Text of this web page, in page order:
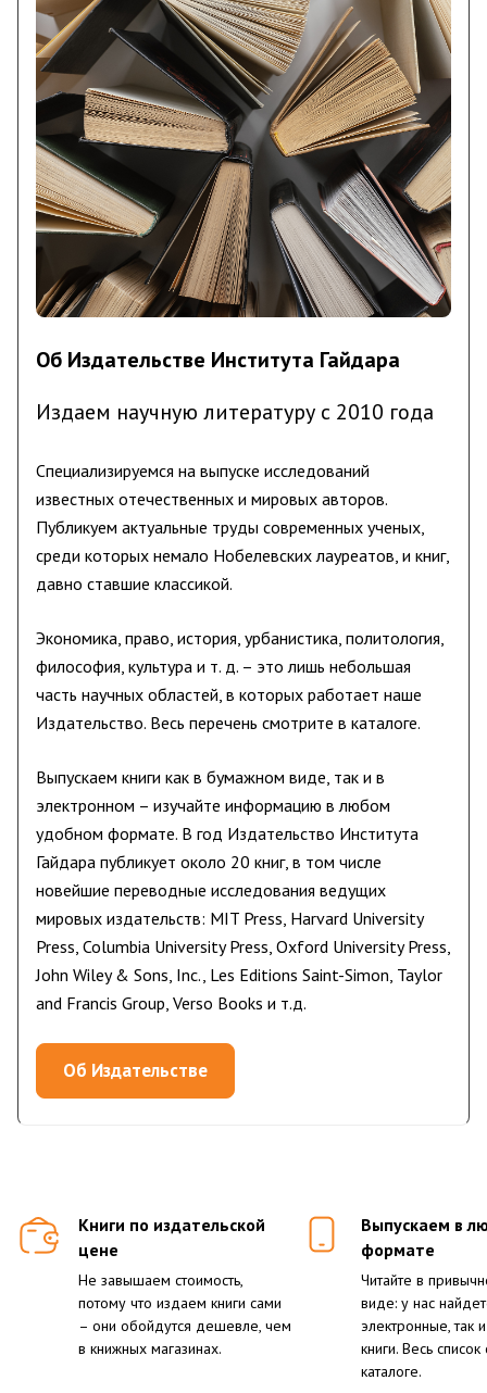
Об Издательстве Института Гайдара
Издаем научную литературу с 2010 года
Специализируемся на выпуске исследований
известных отечественных и мировых авторов.
Публикуем актуальные труды современных ученых,
среди которых немало Нобелевских лауреатов, и книг,
давно ставшие классикой.
Экономика, право, история, урбанистика, политология,
философия, культура и т. д. – это лишь небольшая
часть научных областей, в которых работает наше
Издательство. Весь перечень смотрите в каталоге.
Выпускаем книги как в бумажном виде, так и в
электронном – изучайте информацию в любом
удобном формате. В год Издательство Института
Гайдара публикует около 20 книг, в том числе
новейшие переводные исследования ведущих
мировых издательств: MIT Press, Harvard University
Press, Columbia University Press, Oxford University Press,
John Wiley & Sons, Inc., Les Editions Saint-Simon, Taylor
and Francis Group, Verso Books и т.д.
Об Издательстве
Книги по издательской
цене
Не завышаем стоимость,
потому что издаем книги сами
– они обойдутся дешевле, чем
в книжных магазинах.
Выпускаем в
формате
Читайте в
виде: у нас
электронные, так
книги. Весь
каталоге.